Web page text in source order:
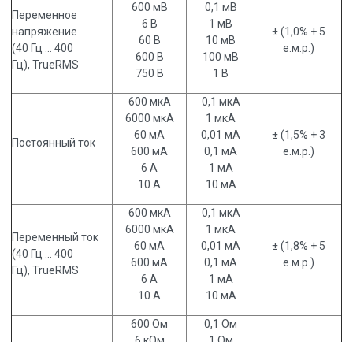
Переменное
напряжение
(40 Гц … 400
Гц), TrueRMS
600 мВ
6 В
60 В
600 В
750 В
0,1 мВ
1 мВ
10 мВ
100 мВ
1 В
± (1,0% + 5
е.м.р.)
Постоянный ток
600 мкА
6000 мкА
60 мА
600 мА
6 А
10 А
0,1 мкА
1 мкА
0,01 мА
0,1 мА
1 мА
10 мА
± (1,5% + 3
е.м.р.)
Переменный ток
(40 Гц … 400
Гц), TrueRMS
600 мкА
6000 мкА
60 мА
600 мА
6 А
10 А
0,1 мкА
1 мкА
0,01 мА
0,1 мА
1 мА
10 мА
± (1,8% + 5
е.м.р.)
600 Ом
0,1 Ом